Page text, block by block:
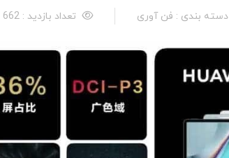
دسته بندی : فن آوری تعداد بازدید : 662 نفر